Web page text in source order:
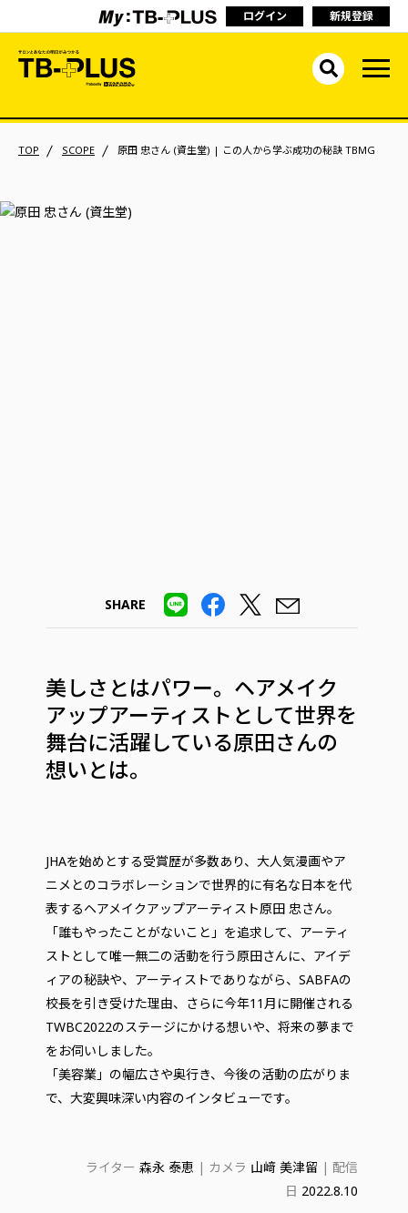
ログイン 新規登録
TOP SCOPE 原田 忠さん (資生堂) | この人から学ぶ成功の秘訣 TBMG
SHARE
美しさとはパワー。ヘアメイク
アップアーティストとして世界を
舞台に活躍している原田さんの
想いとは。
JHAを始めとする受賞歴が多数あり、大人気漫画やア
ニメとのコラボレーションで世界的に有名な日本を代
表するヘアメイクアップアーティスト原田 忠さん。
「誰もやったことがないこと」を追求して、アーティ
ストとして唯一無二の活動を行う原田さんに、アイデ
ィアの秘訣や、アーティストでありながら、SABFAの
校長を引き受けた理由、さらに今年11月に開催される
TWBC2022のステージにかける想いや、将来の夢まで
をお伺いしました。
「美容業」の幅広さや奥行き、今後の活動の広がりま
で、大変興味深い内容のインタビューです。
ライター 森永 泰恵 | カメラ 山﨑 美津留 | 配信
日 2022.8.10